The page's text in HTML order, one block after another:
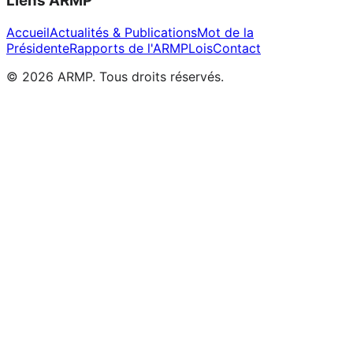
AccueilActualités & PublicationsMot de la
PrésidenteRapports de l'ARMPLoisContact
© 2026 ARMP. Tous droits réservés.